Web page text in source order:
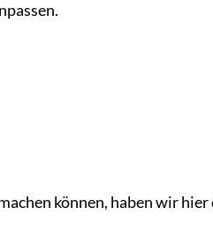
können, haben wir hier